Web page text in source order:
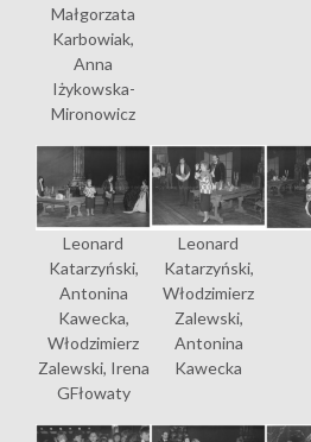
Małgorzata
Karbowiak,
Anna
Iżykowska-
Mironowicz
Leonard
Katarzyński,
Antonina
Kawecka,
Włodzimierz
Zalewski, Irena
GFłowaty
Leonard
Katarzyński,
Włodzimierz
Zalewski,
Antonina
Kawecka